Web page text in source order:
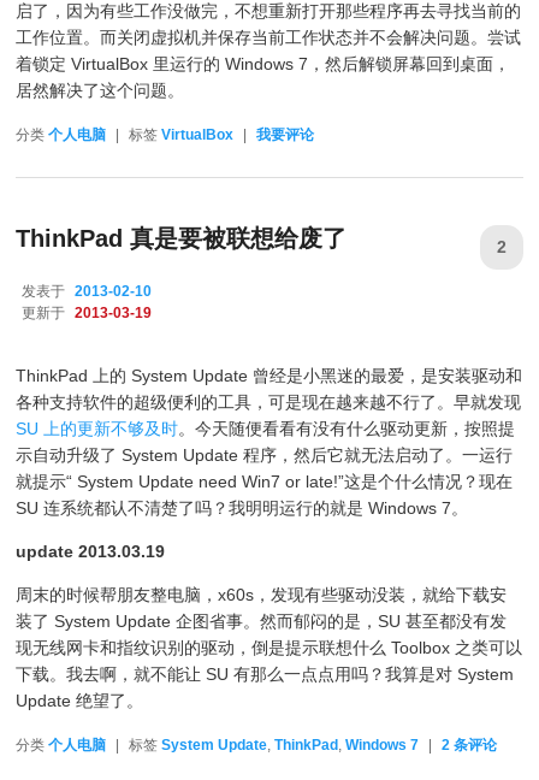
启了，因为有些工作没做完，不想重新打开那些程序再去寻找当前的
工作位置。而关闭虚拟机并保存当前工作状态并不会解决问题。尝试
着锁定 VirtualBox 里运行的 Windows 7，然后解锁屏幕回到桌面，
居然解决了这个问题。
分类 个人电脑 标签 VirtualBox 我要评论
ThinkPad 真是要被联想给废了
发表于
2013-02-10
更新于
2013-03-19
2
ThinkPad 上的 System Update 曾经是小黑迷的最爱，是安装驱动和
各种支持软件的超级便利的工具，可是现在越来越不行了。早就发现
SU 上的更新不够及时。今天随便看看有没有什么驱动更新，按照提
示自动升级了 System Update 程序，然后它就无法启动了。一运行
就提示“ System Update need Win7 or late!”这是个什么情况？现在
SU 连系统都认不清楚了吗？我明明运行的就是 Windows 7。
update 2013.03.19
周末的时候帮朋友整电脑，x60s，发现有些驱动没装，就给下载安
装了 System Update 企图省事。然而郁闷的是，SU 甚至都没有发
现无线网卡和指纹识别的驱动，倒是提示联想什么 Toolbox 之类可以
下载。我去啊，就不能让 SU 有那么一点点用吗？我算是对 System
Update 绝望了。
分类 个人电脑 | 标签 System Update,ThinkPad,Windows 7 | 2 条评论